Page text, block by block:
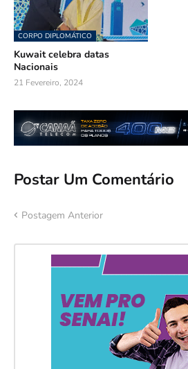
CORPO DIPLOMÁTICO
Kuwait celebra datas
Nacionais
21 Fevereiro, 2024
Postar Um Comentário
Postagem Anterior